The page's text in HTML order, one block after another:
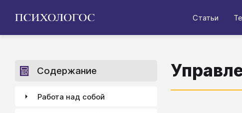
Статьи
Содержание
Работа над собой